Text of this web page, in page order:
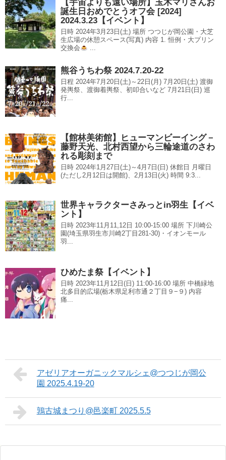
【宇宙よりも遠い場所】玉木マリさんお
誕生日おめでとうオフ会 [2024]
2024.3.23【イベント】
日時 2024年3月23日(土) 場所 つつじが岡公園・大芝
生広場の休憩スペース(写真) 内容 1. 恒例・大プリン
交換会
...
熊谷うちわ祭 2024.7.20-22
日程 2024年7月20日(土)～22日(月) 7月20日(土) 渡御
発輿祭、渡御着輿祭、初叩合いなど 7月21日(日) 巡
行...
【館林美術館】ヒューマンビーイング－
藤野天光、北村西望から三輪途道のさわ
れる彫刻まで
日時 2024年1月27日(土)～4月7日(日) 休館日 月曜日
(ただし2月12日は開館)、2月13日(火) 時間 9:3...
世界キャラクターさみっとin羽生【イベ
ント】
日時 2023年11月11,12日 10:00-15:00 場所 下川崎公
園(埼玉県羽生市川崎2丁目281-30)・イオンモール
羽...
ひめたま祭【イベント】
日時 2023年11月12日(日) 11:00-16:00 場所 中橋緑地
北多目的広場(栃木県足利市通２丁目９−９) 内容
痛...
アゼリアオーガニックマルシェ@つつじが岡公
園 2025.4.19-20
鶉古城まつり@邑楽町 2025.5.5